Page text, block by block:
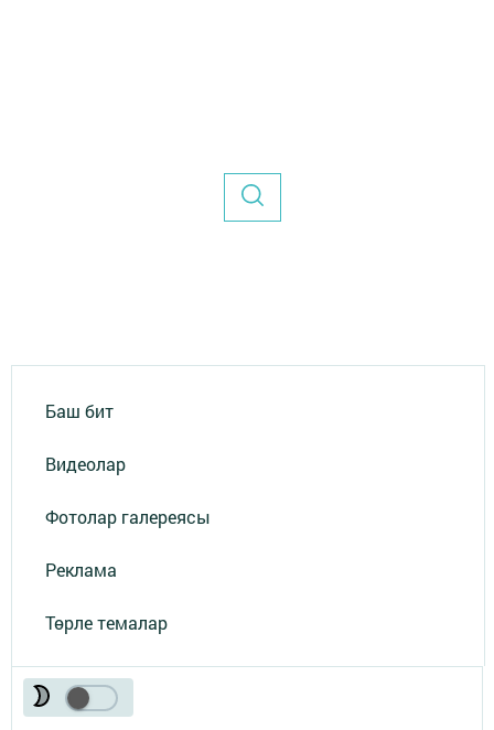
Баш бит
Видеолар
Фотолар галереясы
Реклама
Төрле темалар